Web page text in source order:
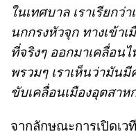
ในเทศบาล เราเรียก
นกกรงหัวจุก ทางเข้า
ที่จริงๆ ออกมาเคลื่อน
พรวมๆ เราเห็นว่ามัน
ขับเคลื่อนเมืองอุตสาห
จากลักษณะการเปิดเ